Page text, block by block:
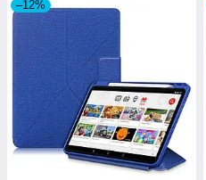
–12%